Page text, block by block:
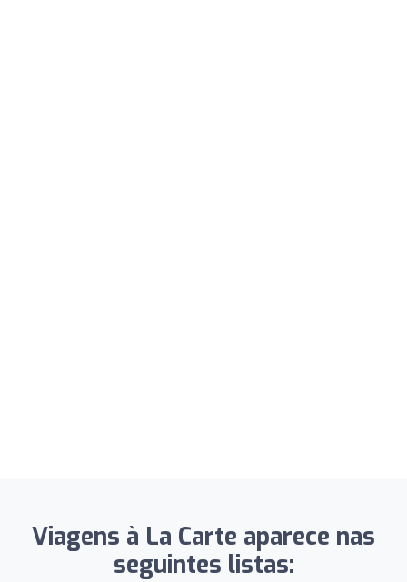
Viagens à La Carte aparece nas
seguintes listas: